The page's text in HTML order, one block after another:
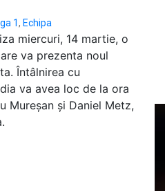
1, Echipa
miercuri, 14 martie, o
va prezenta noul
Întâlnirea cu
va avea loc de la ora
Mureșan și Daniel Metz,